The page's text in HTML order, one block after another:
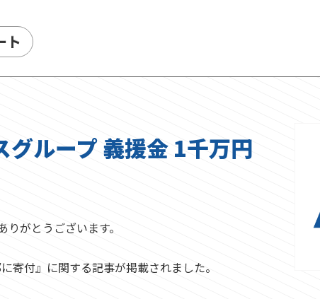
ト
グループ 義援金 1千万円
がとうございます。
寄付​』に関する記事が掲載されました。